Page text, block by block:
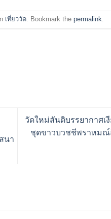
เที่ยววัด. Bookmark the permalink.
นา
วัดใหม่สันติบรรยากาศเ
ชุดขาวบวชชีพราหมณ์